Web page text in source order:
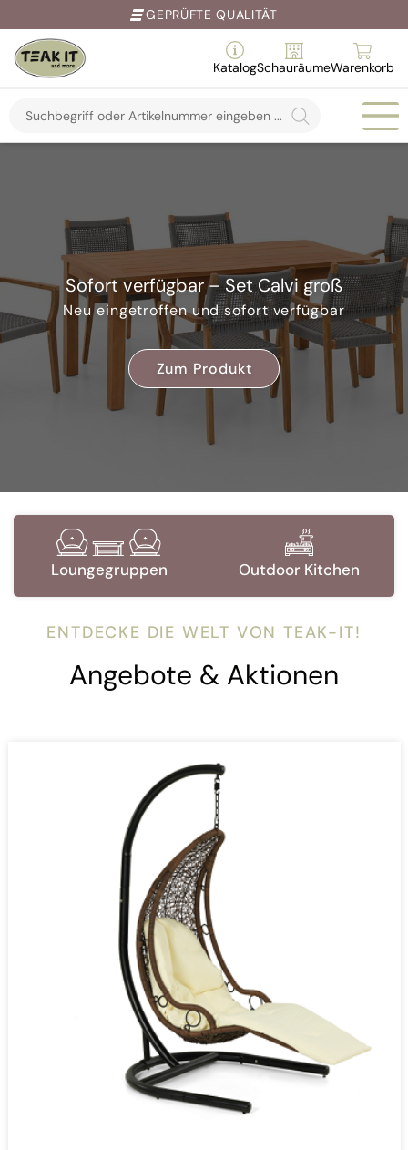
Springe
zum
GÜNSTIGER PREIS
KatalogSchauräumeWarenkorb
search
Sofort verfügbar – Set Calvi groß
Neu eingetroffen und sofort verfügbar
Zum Produkt
Im
Essgruppen Sessel und Bänke
ENTDECKE DIE WELT VONTEAK-IT!
Angebote & Aktionen